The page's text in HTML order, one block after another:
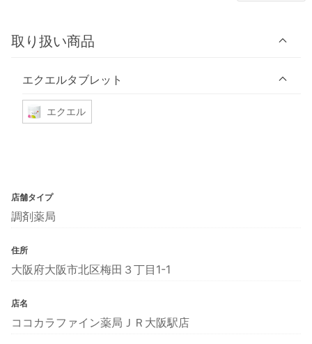
取り扱い商品
エクエルタブレット
エクエル
店舗タイプ
調剤薬局
住所
大阪府大阪市北区梅田３丁目1-1
店名
ココカラファイン薬局ＪＲ大阪駅店